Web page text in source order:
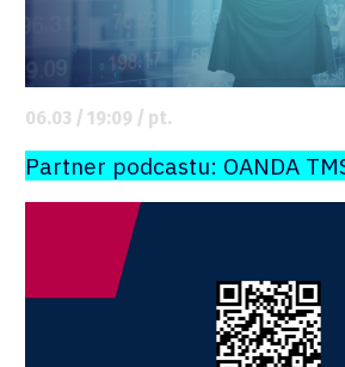
06.03 / 19:09 / pt.
Partner podcastu: OANDA